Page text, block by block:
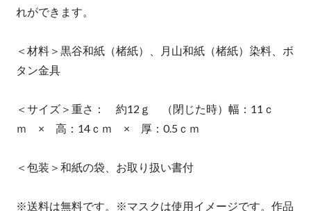
れができます。
＜材料＞黒谷和紙（楮紙）、月山和紙（楮紙）染料、ボ
タン金具
＜サイズ＞重さ： 約12ｇ （閉じた時）幅：11ｃ
ｍ × 高：14ｃｍ × 厚：0.5ｃｍ
＜包装＞和紙の袋、お取り扱い書付
※送料は無料です。※マスクは使用イメージです。作品